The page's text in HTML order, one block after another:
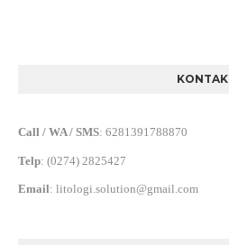
KONTAK
Call / WA / SMS: 6281391788870
Telp: (0274) 2825427
Email: litologi.solution@gmail.com